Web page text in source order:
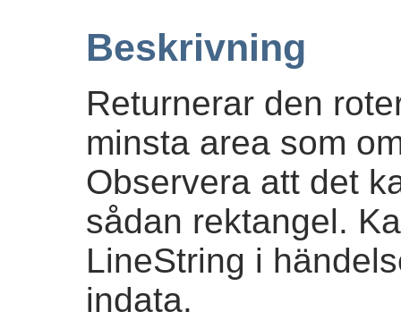
Beskrivning
Returnerar den
minsta area som
Observera att det
sådan rektangel.
LineString i
indata.